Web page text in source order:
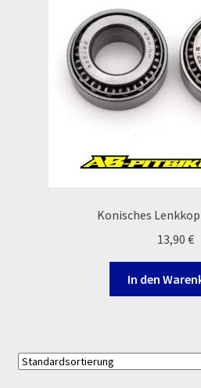
INFOSEITE
MALCOR PITCROSS / DIRTBIKE
Konisches
13,90 €
In den